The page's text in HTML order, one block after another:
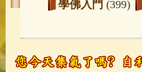
學佛入門 (399)
玉曆寶鈔(236)
觀世音菩薩 (146)